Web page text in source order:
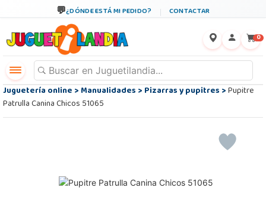
¿DÓNDE ESTÁ MI PEDIDO? CONTACTAR
0
Juguetería online>Manualidades>Pizarras y pupitres>Pupitre
Patrulla Canina Chicos 51065